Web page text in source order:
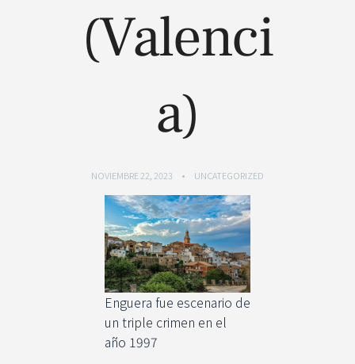
(Valenci
a)
NOVIEMBRE 22, 2023 UNCATEGORIZED
Enguera fue escenario de
un triple crimen en el
año 1997